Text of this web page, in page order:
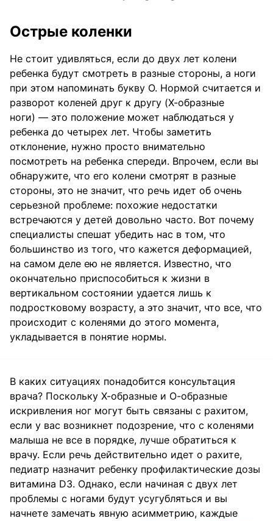
Острые коленки
Не стоит удивляться, если до двух лет колени
ребенка будут смотреть в разные стороны, а ноги
при этом напоминать букву О. Нормой считается и
разворот коленей друг к другу (Х-образные
ноги) — это положение может наблюдаться у
ребенка до четырех лет. Чтобы заметить
отклонение, нужно просто внимательно
посмотреть на ребенка спереди. Впрочем, если вы
обнаружите, что его колени смотрят в разные
стороны, это не значит, что речь идет об очень
серьезной проблеме: похожие недостатки
встречаются у детей довольно часто. Вот почему
специалисты спешат убедить нас в том, что
большинство из того, что кажется деформацией,
на самом деле ею не является. Известно, что
окончательно приспособиться к жизни в
вертикальном состоянии удается лишь к
подростковому возрасту, а это значит, что все, что
происходит с коленями до этого момента,
укладывается в понятие нормы.
В каких ситуациях понадобится консультация
врача? Поскольку Х-образные и О-образные
искривления ног могут быть связаны с рахитом,
если у вас возникнет подозрение, что с коленями
малыша не все в порядке, лучше обратиться к
врачу. Если речь действительно идет о рахите,
педиатр назначит ребенку профилактические дозы
витамина D3. Однако, если начиная с двух лет
проблемы с ногами будут усугубляться и вы
начнете замечать явную асимметрию, каждые